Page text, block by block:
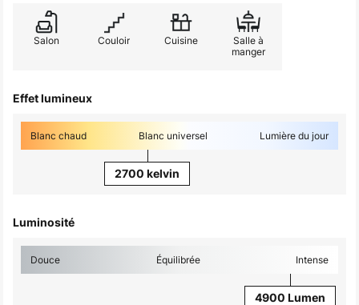
Salon Couloir Cuisine
Salle à
manger
Effet lumineux
Blanc chaud Blanc universel Lumière du jour
2700 kelvin
Luminosité
Douce Équilibrée Intense
4900 Lumen